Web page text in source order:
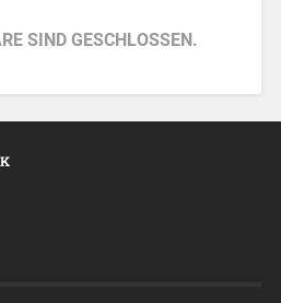
SIND GESCHLOSSEN.